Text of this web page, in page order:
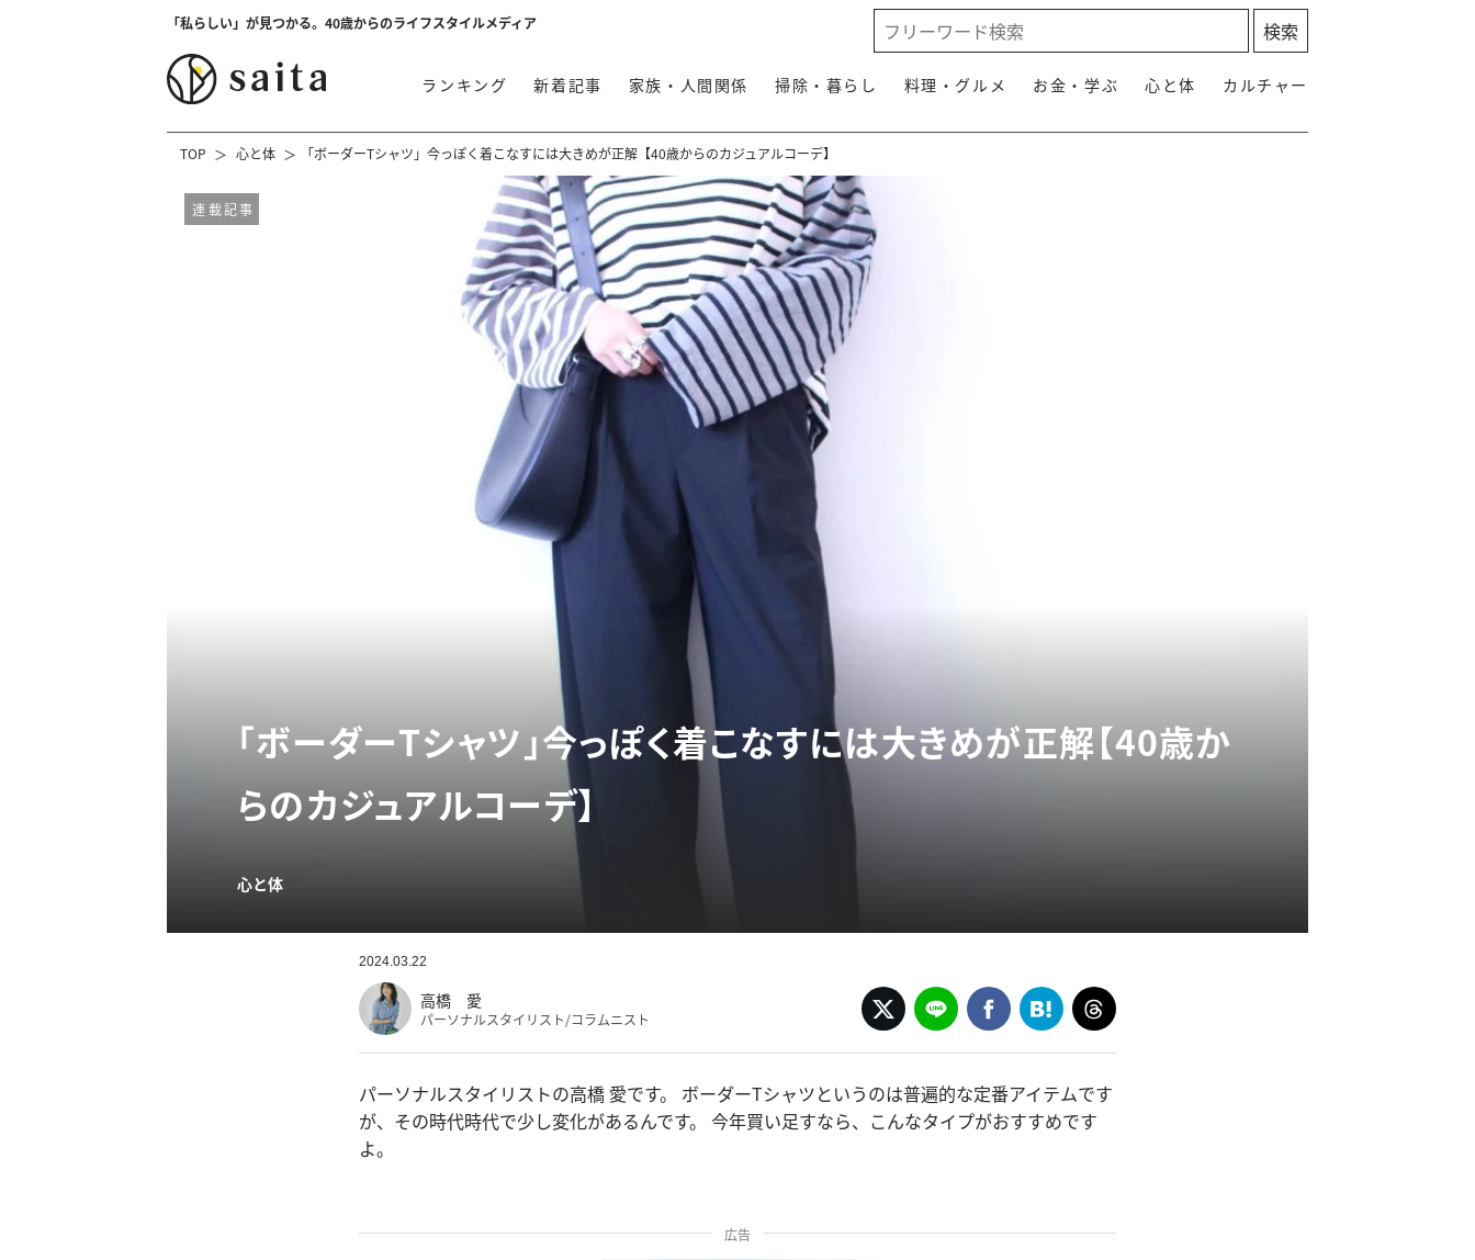
「私らしい」が見つかる。40歳からのライフスタイルメディア
ランキング 新着記事 家族・人間関係 掃除・暮らし 料理・グルメ お金・学ぶ 心と体 カルチャー
TOP 心と体 「ボーダーTシャツ」今っぽく着こなすには大きめが正解【40歳からのカジュアルコーデ】
連載記事
「ボーダーTシャツ」今っぽく着こなすには大きめが正解【40歳か
らのカジュアルコーデ】
心と体
2024.03.22
高橋 愛
パーソナルスタイリスト/コラムニスト
パーソナルスタイリストの高橋 愛です。 ボーダーTシャツというのは普遍的な定番アイテムです
が、その時代時代で少し変化があるんです。 今年買い足すなら、こんなタイプがおすすめです
よ。
広告